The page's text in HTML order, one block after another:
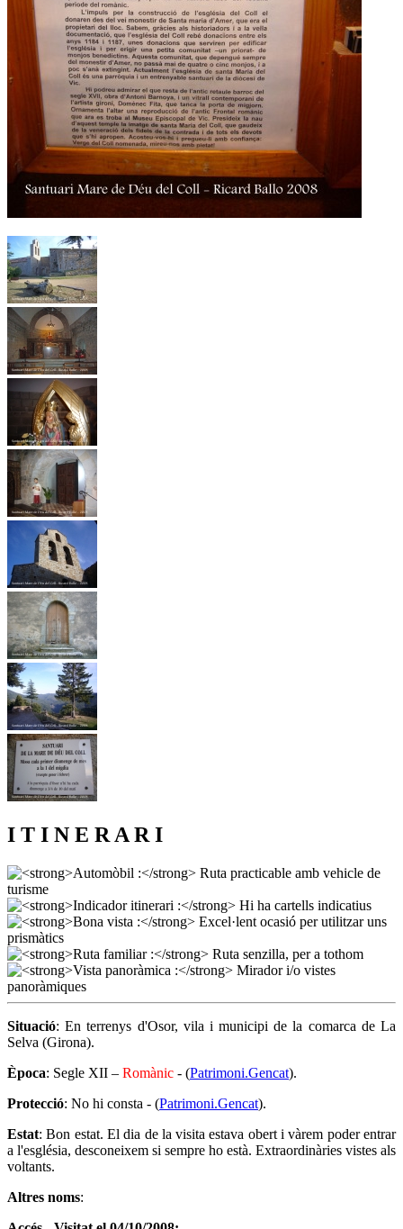
I T I N E R A R I
Situació: En terrenys d'Osor, vila i municipi de la comarca de La
Selva (Girona).
Època: Segle XII – Romànic - (Patrimoni.Gencat).
Protecció: No hi consta - (Patrimoni.Gencat).
Estat: Bon estat. El dia de la visita estava obert i vàrem poder entrar
a l'església, desconeixem si sempre ho està. Extraordinàries vistes als
voltants.
Altres noms: